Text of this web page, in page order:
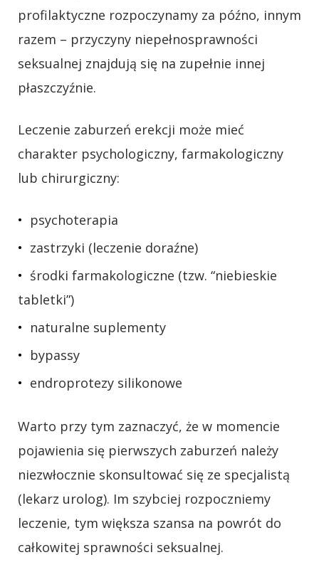
profilaktyczne rozpoczynamy za późno, innym
razem – przyczyny niepełnosprawności
seksualnej znajdują się na zupełnie innej
płaszczyźnie.
Leczenie zaburzeń erekcji może mieć
charakter psychologiczny, farmakologiczny
lub chirurgiczny:
psychoterapia
zastrzyki (leczenie doraźne)
środki farmakologiczne (tzw. “niebieskie
tabletki”)
naturalne suplementy
bypassy
endroprotezy silikonowe
Warto przy tym zaznaczyć, że w momencie
pojawienia się pierwszych zaburzeń należy
niezwłocznie skonsultować się ze specjalistą
(lekarz urolog). Im szybciej rozpoczniemy
leczenie, tym większa szansa na powrót do
całkowitej sprawności seksualnej.